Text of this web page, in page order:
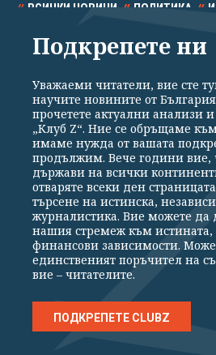
ВСИЧКИ НОВИНИ ПОЛИТИКА
СПОРТ КУЛТУРА
Общи условия
Политика
Реклама
Партньори
Екип
Издател на www.clubz.bg е „Клуб Зебра
Константинов" 3. Всички права
Препечатването на материали, снимки и
разрешение ще бъде преследвано по
ОБЩИТЕ
Подкрепете ни
Уважаеми читатели, вие сте
научите новините от
прочетете актуални анализи
„Клуб Z“. Ние се обръщаме
имаме нужда от вашата
продължим. Вече години вие,
държави на всички
отваряте всеки ден
търсене на истинска,
журналистика. Вие можете да
нашия стремеж към истината,
финансови зависимости.
единственият поръчител на
вие – читателите.
ПОДКРЕПЕТЕ CLUBZ